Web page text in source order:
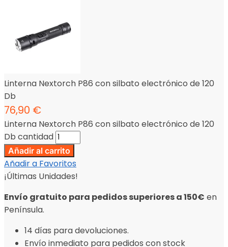
Linterna Nextorch P86 con silbato electrónico de 120
Db
76,90 €
Linterna Nextorch P86 con silbato electrónico de 120
Db cantidad
Añadir al carrito
Añadir a Favoritos
¡Últimas Unidades!
Envío gratuito para pedidos superiores a 150€ en
Península.
14 días para devoluciones.
Envío inmediato para pedidos con stock